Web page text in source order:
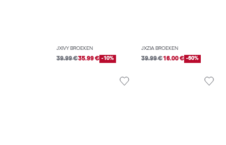
JXIVY BROEKEN
39.99 €35.99 € -10%
JXZIA BROEKEN
39.99 €16.00 € -60%